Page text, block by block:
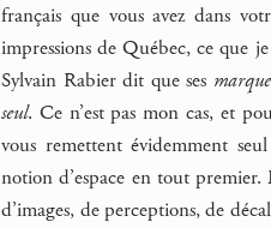
français que vous avez dans
impressions de Québec, ce que
Sylvain Rabier dit que ses
seul. Ce n’est pas mon cas, et
vous remettent évidemment
notion d’espace en tout
d’images, de perceptions, de